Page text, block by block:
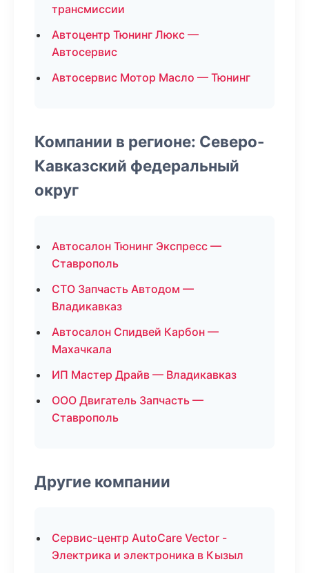
трансмиссии
Автоцентр Тюнинг Люкс —
Автосервис
Автосервис Мотор Масло — Тюнинг
Компании в регионе: Северо-
Кавказский федеральный
округ
Автосалон Тюнинг Экспресс —
Ставрополь
СТО Запчасть Автодом —
Владикавказ
Автосалон Спидвей Карбон —
Махачкала
ИП Мастер Драйв — Владикавказ
ООО Двигатель Запчасть —
Ставрополь
Другие компании
Сервис-центр AutoCare Vector -
Электрика и электроника в Кызыл